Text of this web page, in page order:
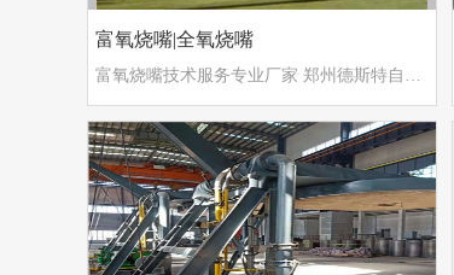
富氧烧嘴|全氧烧嘴
富氧烧嘴技术服务专业厂家 郑州德斯特自动化设备有限公司